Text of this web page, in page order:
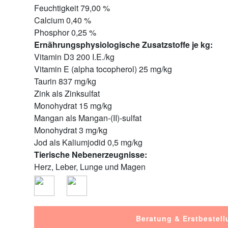
Feuchtigkeit 79,00 %
Calcium 0,40 %
Phosphor 0,25 %
Ernährungsphysiologische Zusatzstoffe je kg:
Vitamin D3 200 I.E./kg
Vitamin E (alpha tocopherol) 25 mg/kg
Taurin 837 mg/kg
Zink als Zinksulfat
Monohydrat 15 mg/kg
Mangan als Mangan-(II)-sulfat
Monohydrat 3 mg/kg
Jod als Kaliumjodid 0,5 mg/kg
Tierische Nebenerzeugnisse:
Herz, Leber, Lunge und Magen
Beratung &